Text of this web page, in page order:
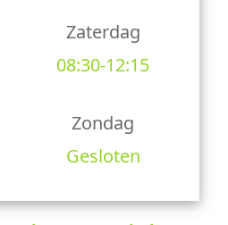
Zaterdag
08:30-12:15
Zondag
Gesloten